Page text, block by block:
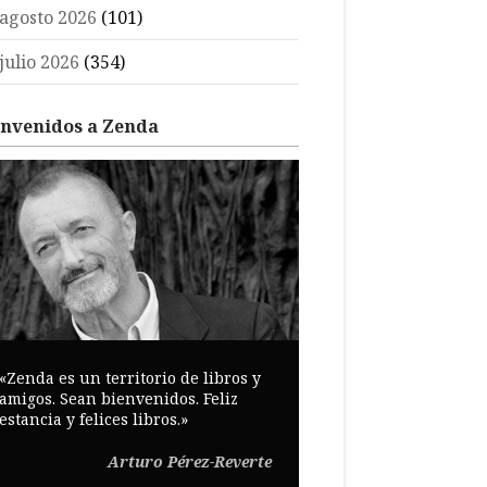
2026 (101)
2026 (354)
a Zenda
es un territorio de libros y
Sean bienvenidos. Feliz
y felices libros.»
Arturo Pérez-Reverte